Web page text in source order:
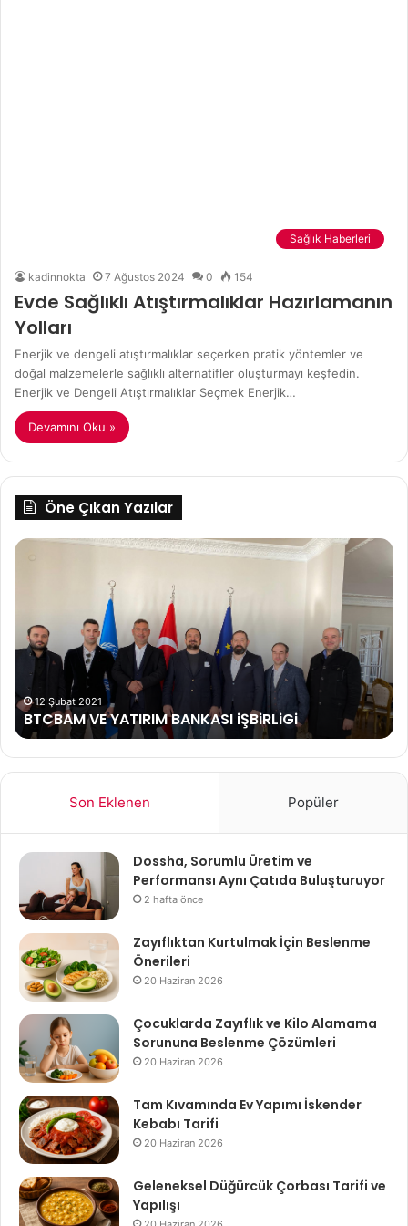
Sağlık Haberleri
kadinnokta 7 Ağustos 2024 0 154
Evde Sağlıklı Atıştırmalıklar Hazırlamanın
Yolları
Enerjik ve dengeli atıştırmalıklar seçerken pratik yöntemler ve
doğal malzemelerle sağlıklı alternatifler oluşturmayı keşfedin.
Enerjik ve Dengeli Atıştırmalıklar Seçmek Enerjik…
Devamını Oku »
Öne Çıkan Yazılar
BTCBAM
iŞBiRLiGi
12 Şubat 2021
BTCBAM VE YATIRIM BANKASI iŞBiRLiGi
Son Eklenen Popüler
Dossha, Sorumlu Üretim ve
Performansı Aynı Çatıda Buluşturuyor
2 hafta önce
Zayıflıktan Kurtulmak İçin Beslenme
Önerileri
20 Haziran 2026
Çocuklarda Zayıflık ve Kilo Alamama
Sorununa Beslenme Çözümleri
20 Haziran 2026
Tam Kıvamında Ev Yapımı İskender
Kebabı Tarifi
20 Haziran 2026
Geleneksel Düğürcük Çorbası Tarifi ve
Yapılışı